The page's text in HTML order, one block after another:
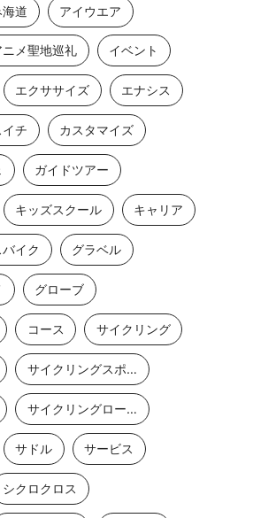
海道 アイウエア
ニメ聖地巡礼 イベント
エクササイズ エナシス
チ カスタマイズ
ガイドツアー
キッズスクール キャリア
イク グラベル
グローブ
コース サイクリング
サイクリングスポット
サイクリングロード
サドル サービス
シクロクロス